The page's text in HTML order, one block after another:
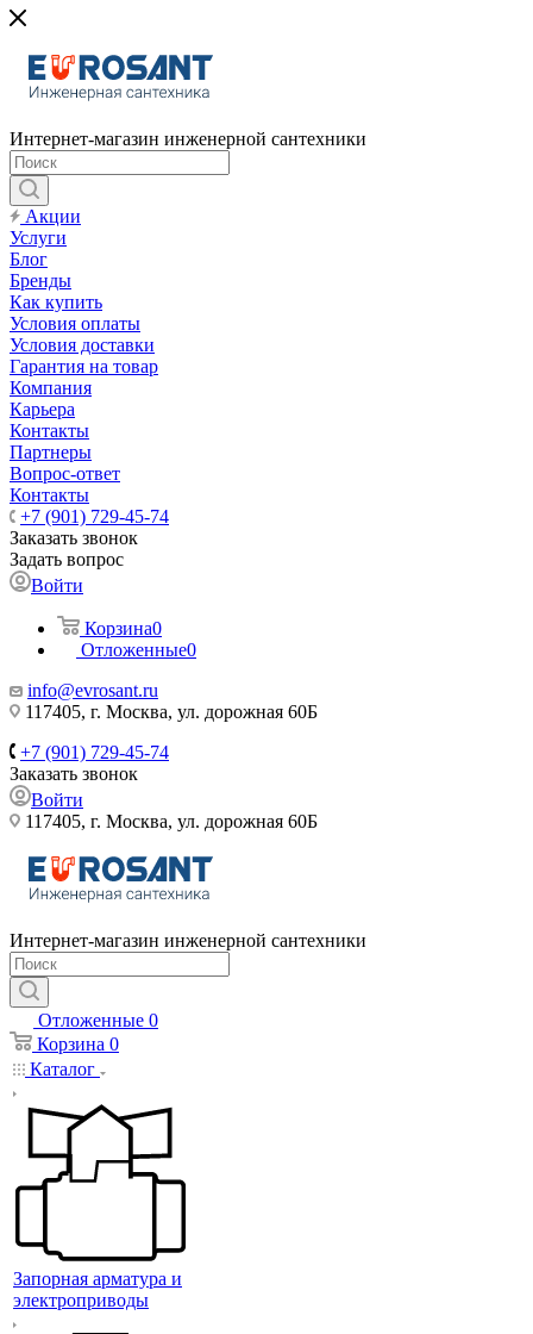
Интернет-магазин инженерной сантехники
Акции
Услуги
Блог
Бренды
Как купить
Условия оплаты
Условия доставки
Гарантия на товар
Компания
Карьера
Контакты
Партнеры
Вопрос-ответ
Контакты
+7 (901) 729-45-74
Заказать звонок
Задать вопрос
Войти
Корзина0
Отложенные0
info@evrosant.ru
117405, г. Москва, ул. дорожная 60Б
+7 (901) 729-45-74
Заказать звонок
Войти
117405, г. Москва, ул. дорожная 60Б
Интернет-магазин инженерной сантехники
Отложенные 0
Корзина 0
Каталог
Запорная арматура и
электроприводы